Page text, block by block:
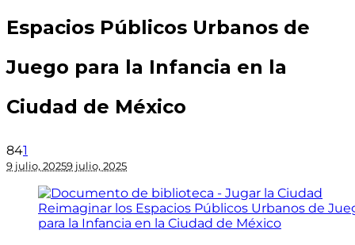
Espacios Públicos Urbanos de
Juego para la Infancia en la
Ciudad de México
841
9 julio, 20259 julio, 2025